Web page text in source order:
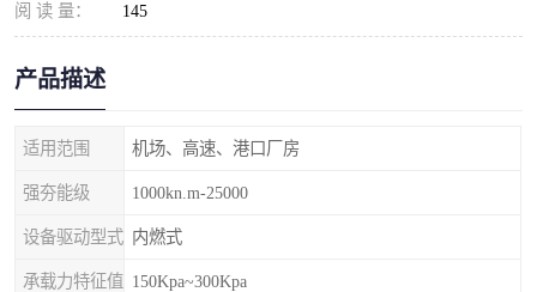
阅 读 量： 145
产品描述
适用范围 机场、高速、港口厂房
强夯能级 1000kn.m-25000
设备驱动型式 内燃式
承载力特征值 150Kpa~300Kpa